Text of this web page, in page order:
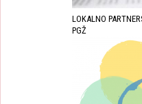
LOKALNO
PGŽ